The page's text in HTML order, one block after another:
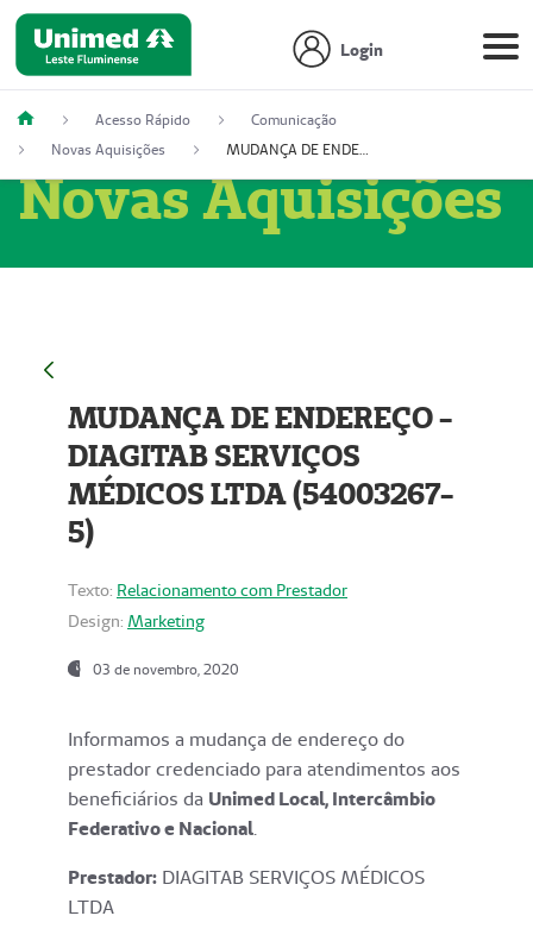
Login
Acesso Rápido
Comunicação
Novas Aquisições
MUDANÇA DE ENDEREÇO - DIAGITAB SERVIÇOS MÉDICOS LTDA (54003267-5)
Novas Aquisições
MUDANÇA DE ENDEREÇO -
DIAGITAB SERVIÇOS
MÉDICOS LTDA (54003267-
5)
Texto: Relacionamento com Prestador
Design: Marketing
03 de novembro, 2020
Informamos a mudança de endereço do
prestador credenciado para atendimentos aos
beneficiários da Unimed Local, Intercâmbio
Federativo e Nacional.
Prestador: DIAGITAB SERVIÇOS MÉDICOS
LTDA